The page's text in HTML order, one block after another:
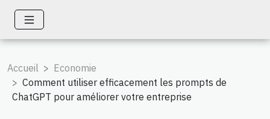
Accueil
Economie
Comment utiliser efficacement les prompts de
ChatGPT pour améliorer votre entreprise